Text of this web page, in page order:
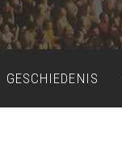
GESCHIEDENIS